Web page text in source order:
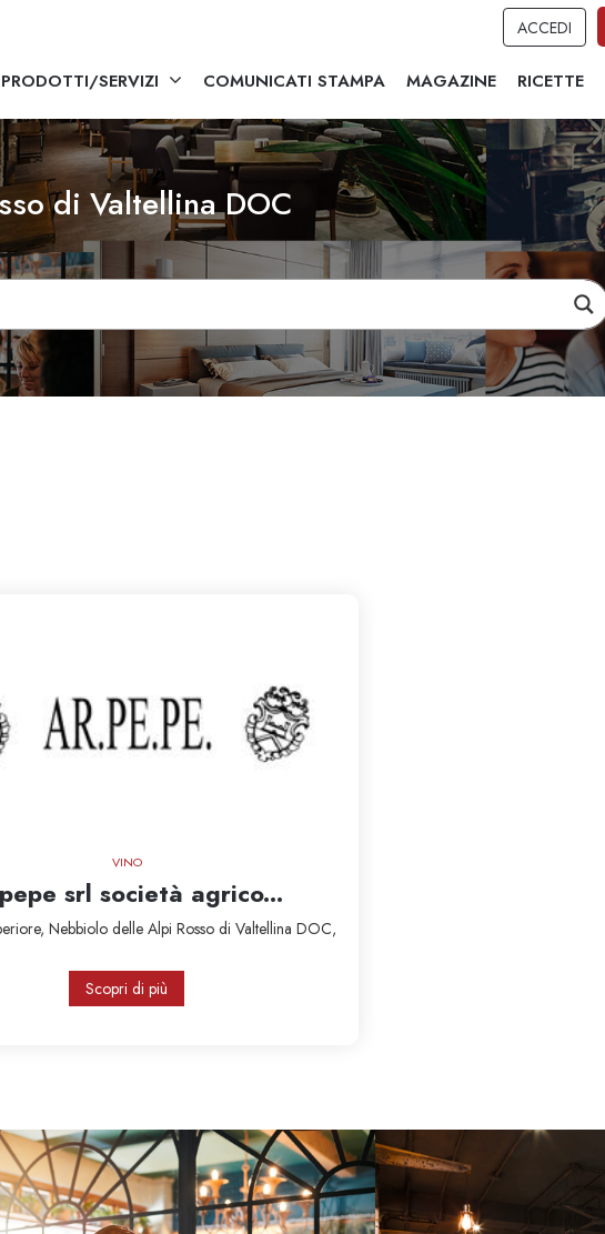
ACCEDI
PRODOTTI/SERVIZI COMUNICATI STAMPA MAGAZINE RICETTE
di Valtellina DOC
VINO
srl società agrico...
Nebbiolo delle Alpi Rosso di Valtellina DOC,
Scopri di più